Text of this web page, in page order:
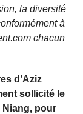
la diversité
à
chacun
d’Aziz
sollicité le
Niang, pour